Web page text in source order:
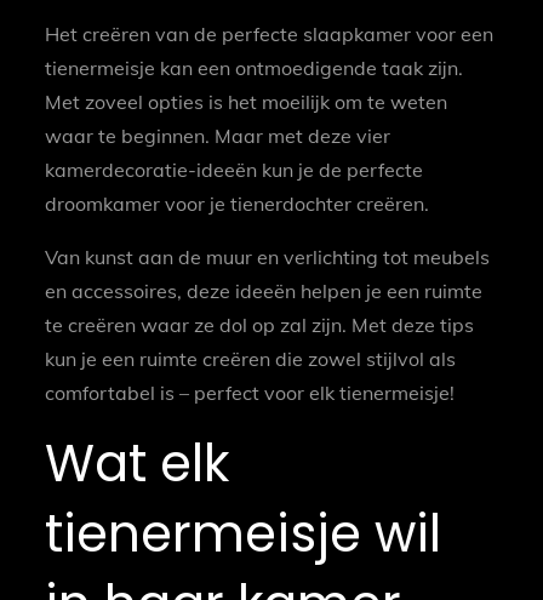
Het creëren van de perfecte slaapkamer voor een
tienermeisje kan een ontmoedigende taak zijn.
Met zoveel opties is het moeilijk om te weten
waar te beginnen. Maar met deze vier
kamerdecoratie-ideeën kun je de perfecte
droomkamer voor je tienerdochter creëren.
Van kunst aan de muur en verlichting tot meubels
en accessoires, deze ideeën helpen je een ruimte
te creëren waar ze dol op zal zijn. Met deze tips
kun je een ruimte creëren die zowel stijlvol als
comfortabel is – perfect voor elk tienermeisje!
Wat elk
tienermeisje wil